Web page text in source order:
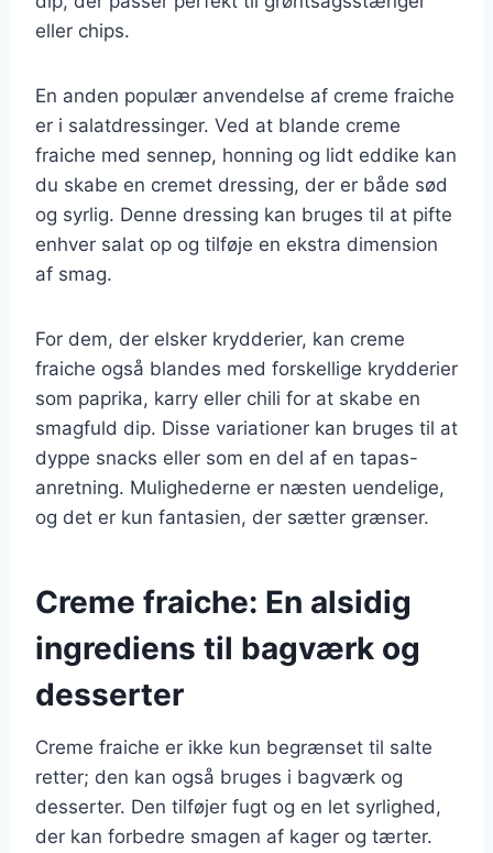
eller chips.
En anden populær anvendelse af creme fraiche
er i salatdressinger. Ved at blande creme
fraiche med sennep, honning og lidt eddike kan
du skabe en cremet dressing, der er både sød
og syrlig. Denne dressing kan bruges til at pifte
enhver salat op og tilføje en ekstra dimension
af smag.
For dem, der elsker krydderier, kan creme
fraiche også blandes med forskellige krydderier
som paprika, karry eller chili for at skabe en
smagfuld dip. Disse variationer kan bruges til at
dyppe snacks eller som en del af en tapas-
anretning. Mulighederne er næsten uendelige,
og det er kun fantasien, der sætter grænser.
Creme fraiche: En alsidig
ingrediens til bagværk og
desserter
Creme fraiche er ikke kun begrænset til salte
retter; den kan også bruges i bagværk og
desserter. Den tilføjer fugt og en let syrlighed,
der kan forbedre smagen af kager og tærter.